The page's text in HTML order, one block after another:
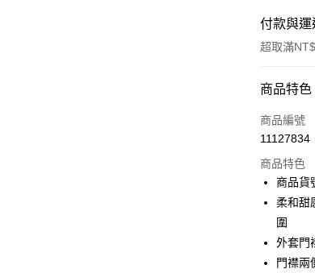
付款與
超取滿
付款方式
信用卡一
3 期
合作金
華南商
國泰世
臺灣中
LINE Pay
街口支付
商品特色
商品編號
11127834
商品特色
商品貨
柔和甜
圍
外套門
門襟兩